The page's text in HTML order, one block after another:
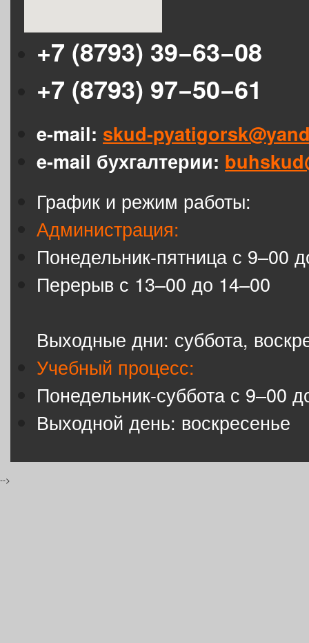
+7 (8793) 39−63−08
+7 (8793) 97−50−61
e-mail: skud-
e-mail бухгалтерии:
График и режим работы:
Администрация:
Понедельник-пятница с 9–00
Перерыв с 13–00 до 14–00
Выходные дни: суббота,
Учебный процесс:
Понедельник-суббота с 9–00
Выходной день: воскресенье
-->